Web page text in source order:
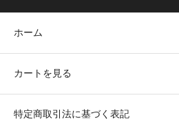
ホーム
カートを見る
特定商取引法に基づく表記